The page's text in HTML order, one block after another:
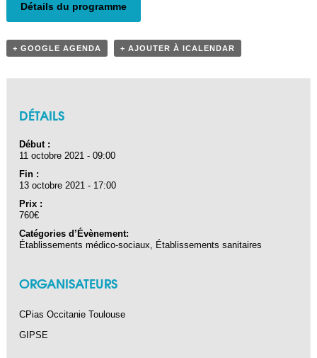
Détails du programme
+ GOOGLE AGENDA + AJOUTER À ICALENDAR
DÉTAILS
Début :
11 octobre 2021 - 09:00
Fin :
13 octobre 2021 - 17:00
Prix :
760€
Catégories d’Évènement:
Établissements médico-sociaux, Établissements sanitaires
ORGANISATEURS
CPias Occitanie Toulouse
GIPSE